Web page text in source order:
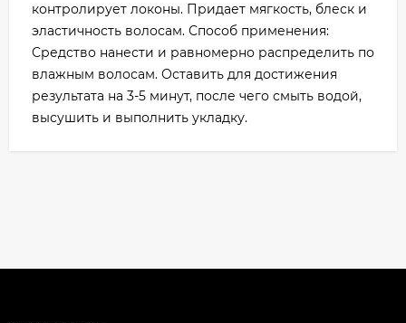
контролирует локоны. Придает мягкость, блеск и
эластичность волосам. Способ применения:
Средство нанести и равномерно распределить по
влажным волосам. Оставить для достижения
результата на 3-5 минут, после чего смыть водой,
высушить и выполнить укладку.